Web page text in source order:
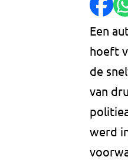
Een
hoeft
de
van
werd